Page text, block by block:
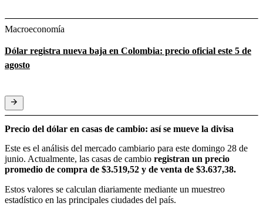
Macroeconomía
Dólar registra nueva baja en Colombia: precio oficial este 5 de
agosto
Precio del dólar en casas de cambio: así se mueve la divisa
Este es el análisis del mercado cambiario para este domingo 28 de
junio. Actualmente, las casas de cambio registran un precio
promedio de compra de $3.519,52 y de venta de $3.637,38.
Estos valores se calculan diariamente mediante un muestreo
estadístico en las principales ciudades del país.